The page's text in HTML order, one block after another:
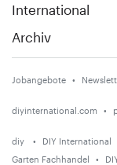
International
Archiv
Jobangebote
diyinternational.com
diy DIY International
Garten Fachhandel